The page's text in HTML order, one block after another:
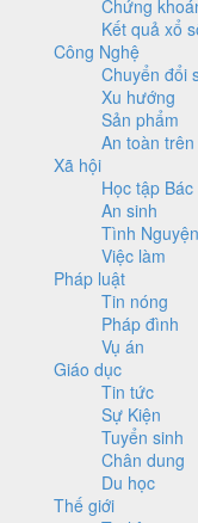
Chứng
Kết quả xổ
Công Nghệ
Chuyển đổi
Xu hướng
Sản phẩm
An toàn
Xã hội
Học tập Bác
An sinh
Tình Nguyện
Việc làm
Pháp luật
Tin nóng
Pháp đình
Vụ án
Giáo dục
Tin tức
Sự Kiện
Tuyển sinh
Chân dung
Du học
Thế giới